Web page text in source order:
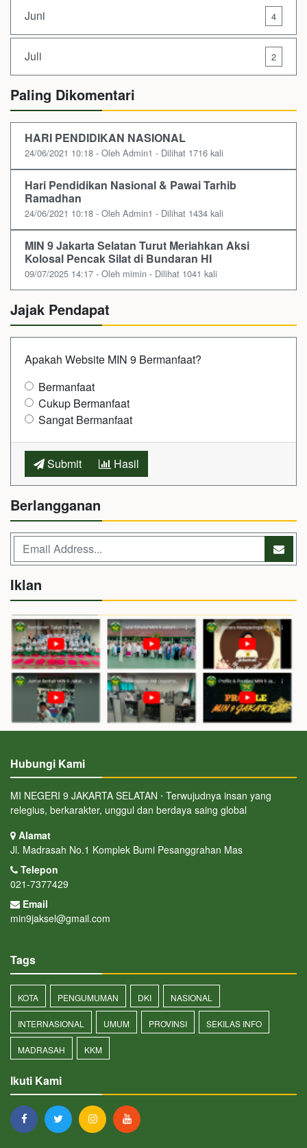
Juni 4
Juli 2
Paling Dikomentari
HARI PENDIDIKAN NASIONAL
24/06/2021 10:18 - Oleh Admin1 - Dilihat 1716 kali
Hari Pendidikan Nasional & Pawai Tarhib
Ramadhan
24/06/2021 10:18 - Oleh Admin1 - Dilihat 1434 kali
MIN 9 Jakarta Selatan Turut Meriahkan Aksi
Kolosal Pencak Silat di Bundaran HI
09/07/2025 14:17 - Oleh mimin - Dilihat 1041 kali
Jajak Pendapat
Apakah Website MIN 9 Bermanfaat?
Bermanfaat
Cukup Bermanfaat
Sangat Bermanfaat
Submit Hasil
Berlangganan
Iklan
Hubungi Kami
MI NEGERI 9 JAKARTA SELATAN ⋅ Terwujudnya insan yang
relegius, berkarakter, unggul dan berdaya saing global
Alamat
Jl. Madrasah No.1 Komplek Bumi Pesanggrahan Mas
Telepon
021-7377429
Email
min9jaksel@gmail.com
Tags
KOTA PENGUMUMAN DKI NASIONAL
INTERNASIONAL UMUM PROVINSI SEKILAS INFO
MADRASAH KKM
Ikuti Kami